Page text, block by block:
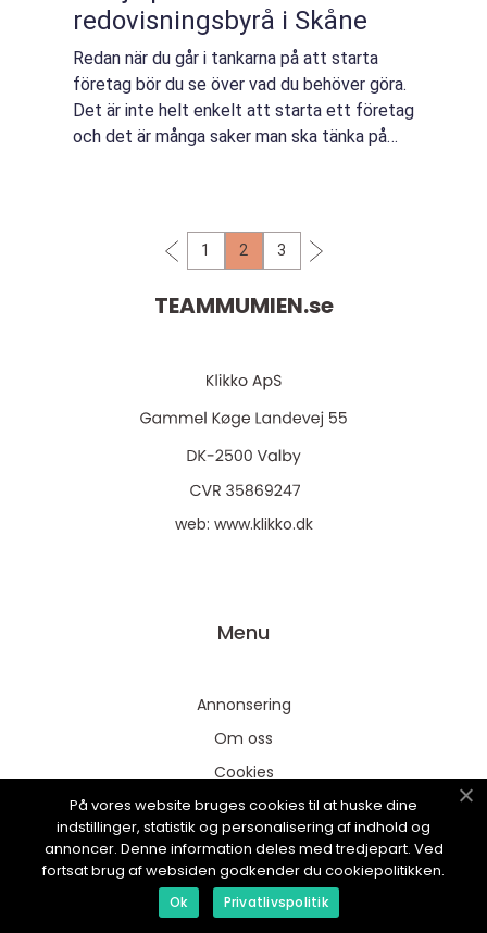
redovisningsbyrå i Skåne
Redan när du går i tankarna på att starta
företag bör du se över vad du behöver göra.
Det är inte helt enkelt att starta ett företag
och det är många saker man ska tänka på
1 2 3
TEAMMUMIEN.se
web: www.klikko.dk
Menu
Annonsering
Om oss
Cookies
Kontakta oss
Sitemap
På vores website bruges cookies til at huske dine
indstillinger, statistik og personalisering af indhold og
annoncer. Denne information deles med tredjepart. Ved
fortsat brug af websiden godkender du cookiepolitikken.
Ok Privatlivspolitik